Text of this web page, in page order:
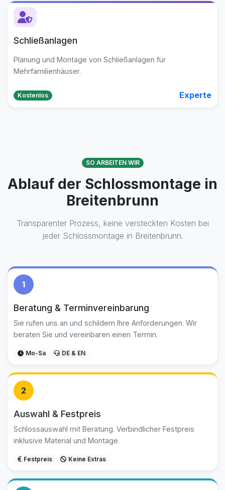
Schließanlagen
Planung und Montage von Schließanlagen für
Mehrfamilienhäuser.
Kostenlos Experte
SO ARBEITEN WIR
Ablauf der Schlossmontage in
Breitenbrunn
Transparenter Prozess, keine versteckten Kosten bei
jeder Schlossmontage in Breitenbrunn.
1
Beratung & Terminvereinbarung
Sie rufen uns an und schildern Ihre Anforderungen. Wir
beraten Sie und vereinbaren einen Termin.
Mo-Sa DE & EN
2
Auswahl & Festpreis
Schlossauswahl mit Beratung. Verbindlicher Festpreis
inklusive Material und Montage.
Festpreis Keine Extras